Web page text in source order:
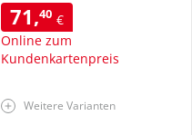
71,40 €
Online zum
Kundenkartenpreis
Weitere Varianten